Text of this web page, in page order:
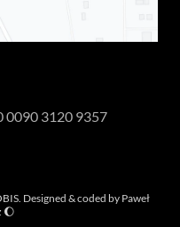
0090 3120 9357
Designed & coded by Paweł
🌔